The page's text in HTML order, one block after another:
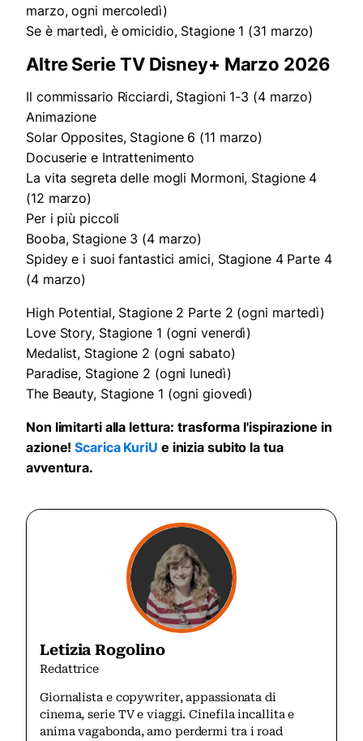
marzo, ogni mercoledì)
Se è martedì, è omicidio, Stagione 1 (31 marzo)
Altre Serie TV Disney+ Marzo 2026
Il commissario Ricciardi, Stagioni 1-3 (4 marzo)
Animazione
Solar Opposites, Stagione 6 (11 marzo)
Docuserie e Intrattenimento
La vita segreta delle mogli Mormoni, Stagione 4
(12 marzo)
Per i più piccoli
Booba, Stagione 3 (4 marzo)
Spidey e i suoi fantastici amici, Stagione 4 Parte 4
(4 marzo)
High Potential, Stagione 2 Parte 2 (ogni martedì)
Love Story, Stagione 1 (ogni venerdì)
Medalist, Stagione 2 (ogni sabato)
Paradise, Stagione 2 (ogni lunedì)
The Beauty, Stagione 1 (ogni giovedì)
Non limitarti alla lettura: trasforma l'ispirazione in
azione!Scarica KuriU e inizia subito la tua
avventura.
Letizia Rogolino
Redattrice
Giornalista e copywriter, appassionata di
cinema, serie TV e viaggi. Cinefila incallita e
anima vagabonda, amo perdermi tra i road